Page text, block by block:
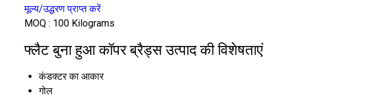
मूल्य/उद्धरण प्राप्त करें
MOQ : 100 Kilograms
फ्लैट बुना हुआ कॉपर ब्रैड्स उत्पाद की विशेषताएं
कंडक्टर का आकार
गोल